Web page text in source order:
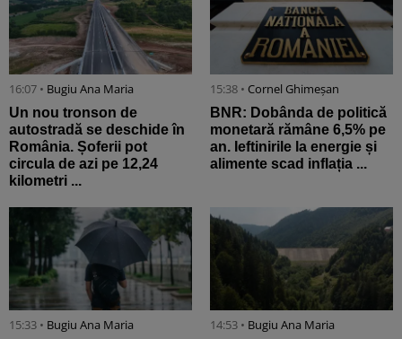
16:07 • Bugiu ⁠Ana Maria
Un nou tronson de
autostradă se deschide în
România. Șoferii pot
circula de azi pe 12,24
kilometri ...
15:38 • Cornel Ghimeșan
BNR: Dobânda de politică
monetară rămâne 6,5% pe
an. Ieftinirile la energie și
alimente scad inflația ...
15:33 • Bugiu ⁠Ana Maria 14:53 • Bugiu ⁠Ana Maria